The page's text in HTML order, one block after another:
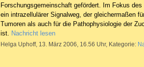
Forschungsgemeinschaft gefördert. Im Fokus
ein intrazellulärer Signalweg, der gleichermaßen
Tumoren als auch für die Pathophysiologie der
ist. Nachricht lesen
Helga Uphoff, 13. März 2006, 16.56 Uhr, Kategorie: